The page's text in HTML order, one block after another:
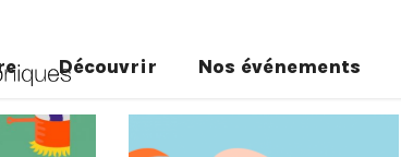
Découvrir Nos événements